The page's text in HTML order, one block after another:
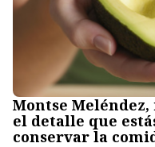
Montse
el detalle que
conservar la